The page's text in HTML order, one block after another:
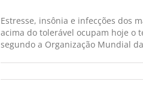
Estresse, insônia e infecções dos
acima do tolerável ocupam hoje o
segundo a Organização Mundial